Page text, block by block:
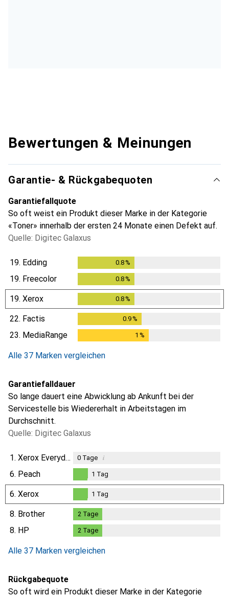
Bewertungen & Meinungen
Garantie- & Rückgabequoten
Garantiefallquote
So oft weist ein Produkt dieser Marke in der Kategorie
«Toner» innerhalb der ersten 24 Monate einen Defekt auf.
Quelle: Digitec Galaxus
19. Edding 0.8 %
19. Freecolor 0.8 %
19. Xerox 0.8 %
22. Factis 0.9%
23. MediaRange 1 %
Alle 37 Marken vergleichen
Garantiefalldauer
So lange dauert eine Abwicklung ab Ankunft bei der
Servicestelle bis Wiedererhalt in Arbeitstagen im
Durchschnitt.
Quelle: Digitec Galaxus
1. Xerox Everyday 0Tage i
6. Peach
1Tag
1 Tag
6. Xerox
1Tag
1 Tag
8. Brother 2 Tage
8. HP 2 Tage
Alle 37 Marken vergleichen
Rückgabequote
So oft wird ein Produkt dieser Marke in der Kategorie